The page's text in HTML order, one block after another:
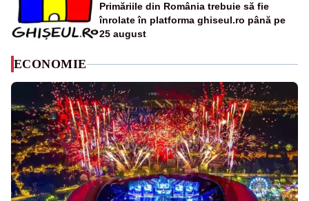
Primăriile din România trebuie să fie
înrolate în platforma ghiseul.ro până pe
25 august
ECONOMIE